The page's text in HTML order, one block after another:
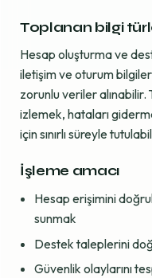
Toplanan bilgi
Hesap oluşturma ve
iletişim ve oturum
zorunlu veriler
izlemek, hataları
için sınırlı süreyle
İşleme amacı
Hesap erişimini
sunmak
Destek taleplerini
Güvenlik olaylarını